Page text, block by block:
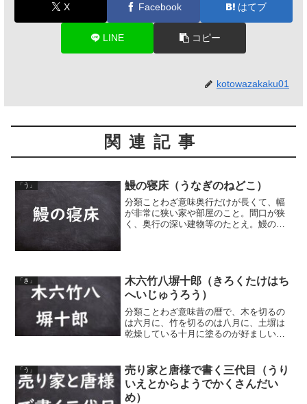
X Facebook はてブ
LINE コピー
kotowazakaku01
関連記事
「う」 鰻の寝床（うなぎのねどこ）
分類ことわざ意味奥行だけが長くて、幅
が非常に狭い家や部屋のこと。間口が狭
く、奥行の深い建物等のたとえ。鰻の身
「き」
木六竹八塀十郎（きろくたけはち
へいじゅうろう）
分類ことわざ意味昔の暦で、木を切るの
は六月に、竹を切るのは八月に、土塀は
乾燥している十月に塗るのが好ましい、
類語・同義語 木七竹八塀十郎
「う」
売り家と唐様で書く三代目（うり
いえとからようでかくさんだい
め）